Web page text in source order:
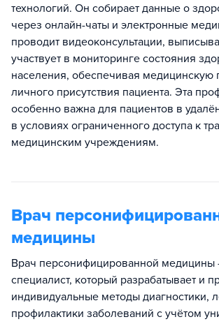
технологий. Он собирает данные о
через онлайн-чаты и электронные
проводит видеоконсультации,
участвует в мониторинге состояния
населения, обеспечивая медицинскую
личного присутствия пациента. Эта
особенно важна для пациентов в
в условиях ограниченного доступа к
медицинским учреждениям.
Врач
медицины
Врач персонифицированной медицины
специалист, который разрабатывает и
индивидуальные методы диагностики,
профилактики заболеваний с учётом